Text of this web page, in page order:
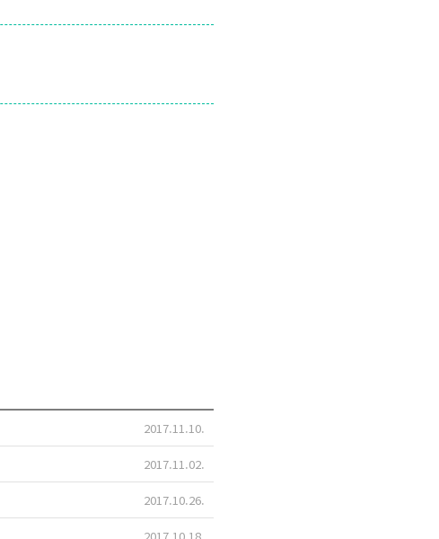
2017.11.10
2017.11.02
2017.10.26